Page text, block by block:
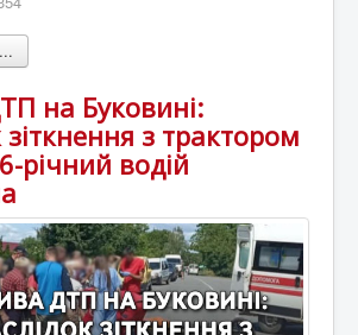
на Буковині:
зіткнення з трактором
річний водій